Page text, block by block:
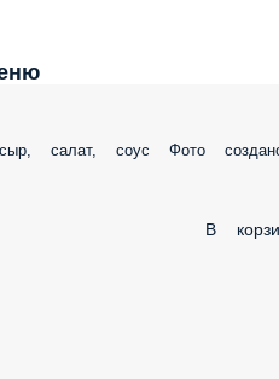
салат, соус Фото
В